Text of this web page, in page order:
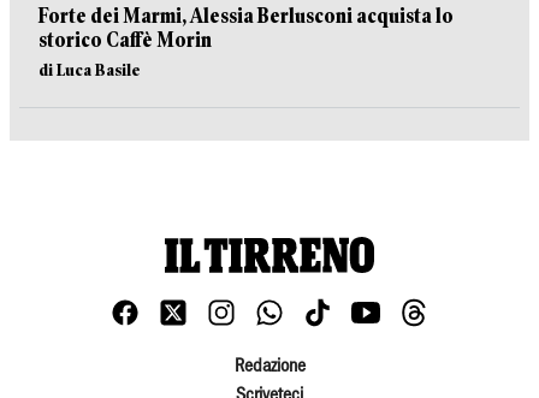
Forte dei Marmi, Alessia Berlusconi acquista lo
storico Caffè Morin
di Luca Basile
Redazione